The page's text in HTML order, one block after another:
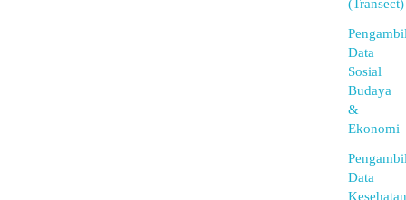
(Transect)
Data
Sosial
Budaya
&
Ekonomi
Data
Kesehatan